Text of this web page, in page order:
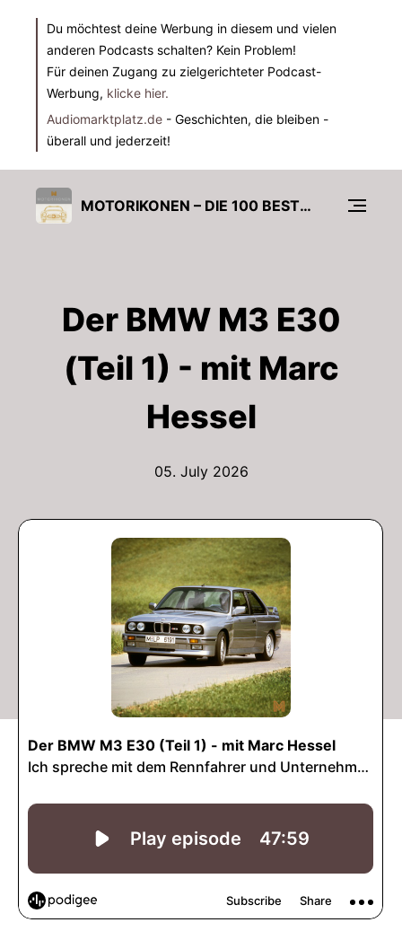
Du möchtest deine Werbung in diesem und vielen
anderen Podcasts schalten? Kein Problem!
Für deinen Zugang zu zielgerichteter Podcast-
Werbung, klicke hier.
Audiomarktplatz.de - Geschichten, die bleiben -
überall und jederzeit!
MOTORIKONEN – DIE 100 BESTEN AUTOS ALLER ZEITEN
Der BMW M3 E30
(Teil 1) - mit Marc
Hessel
05. July 2026